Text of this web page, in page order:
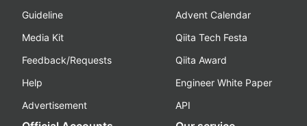
Guideline
Media Kit
Feedback/Requests
Help
Advertisement
Advent Calendar
Qiita Tech Festa
Qiita Award
Engineer White Paper
API